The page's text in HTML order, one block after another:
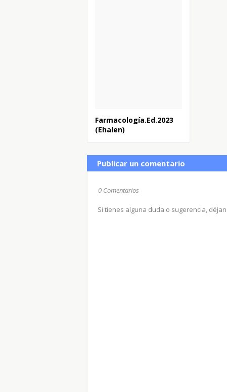
Farmacología.Ed.2023
(Ehalen)
Publicar un comentario
0 Comentarios
Si tienes alguna duda o sugerencia,